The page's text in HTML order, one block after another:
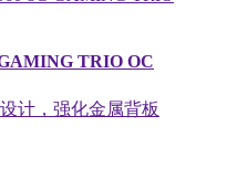
TRIO OC
计，强化金属背板